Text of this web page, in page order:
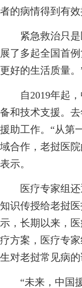
者的病情得到有效
紧急救治只是医
展了多起全国首
更好的生活质量
自2019年起，
备和技术支援。
援助工作。“从第
域合作，老挝医
表示。
医疗专家组还
知识传授给老挝
示，长期以来，
疗方案，医疗专
生对老挝常见病
“未来，中国援